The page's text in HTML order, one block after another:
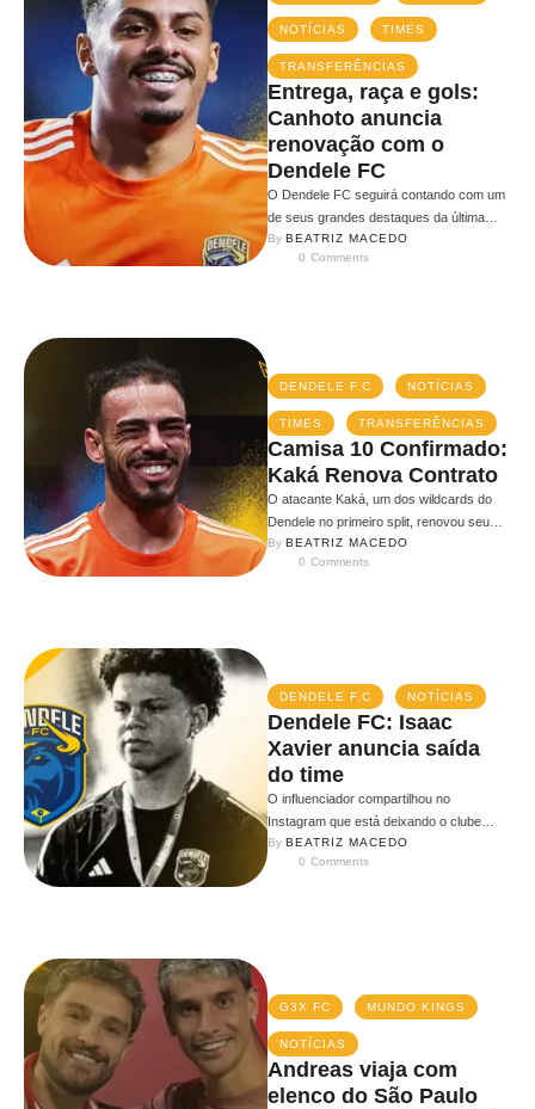
NOTÍCIAS TIMES
TRANSFERÊNCIAS
Entrega, raça e gols:
Canhoto anuncia
renovação com o
Dendele FC
O Dendele FC seguirá contando com um
de seus grandes destaques da última
temporada. O atleta Canhoto, camisa …
By BEATRIZ MACEDO
0 Comments
DENDELE F.C NOTÍCIAS
TIMES TRANSFERÊNCIAS
Camisa 10 Confirmado:
Kaká Renova Contrato
O atacante Kaká, um dos wildcards do
Dendele no primeiro split, renovou seu
contrato com a equipe. O …
By BEATRIZ MACEDO
0 Comments
DENDELE F.C NOTÍCIAS
Dendele FC: Isaac
Xavier anuncia saída
do time
O influenciador compartilhou no
Instagram que está deixando o clube
presidido por Luqueta e Paulinho. O
influenciador Isaac …
By BEATRIZ MACEDO
0 Comments
G3X FC MUNDO KINGS
NOTÍCIAS
Andreas viaja com
elenco do São Paulo